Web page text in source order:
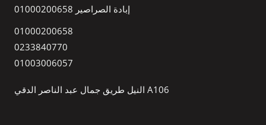
إبادة الصراصير 01000200658
01000200658
0233840770
01003006057
A106 النيل طريق جمال عبد الناصر الدقي